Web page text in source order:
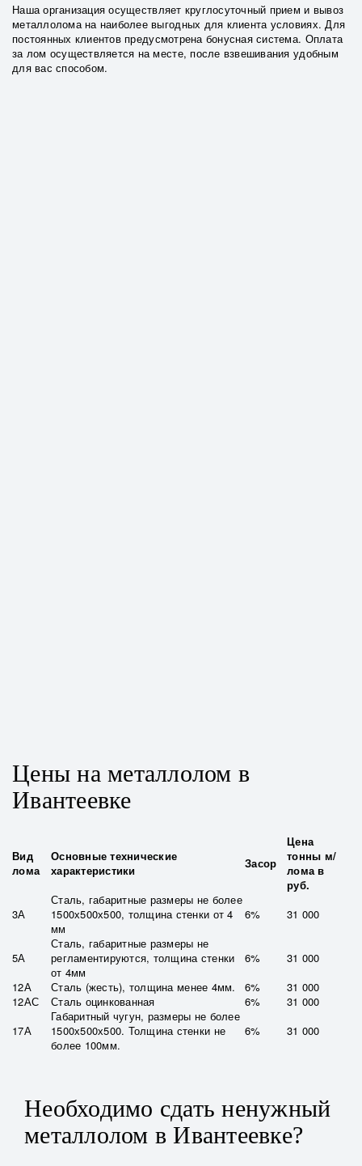
Наша организация осуществляет круглосуточный прием и вывоз
металлолома на наиболее выгодных для клиента условиях. Для
постоянных клиентов предусмотрена бонусная система. Оплата
за лом осуществляется на месте, после взвешивания удобным
для вас способом.
Цены на металлолом в
Ивантеевке
Вид
лома
Основные технические
характеристики
Засор
Цена
тонны м/
лома в
руб.
3А
Сталь, габаритные размеры не более
1500х500х500, толщина стенки от 4
мм
6% 31 000
5А
Сталь, габаритные размеры не
регламентируются, толщина стенки
от 4мм
6%
31 000
12А
Сталь (жесть), толщина менее 4мм. 6%
31 000
12АС
Сталь оцинкованная 6%
31 000
17А
Габаритный чугун, размеры не более
1500х500х500. Толщина стенки не
более 100мм.
6% 31 000
Необходимо сдать ненужный
металлолом в Ивантеевке?